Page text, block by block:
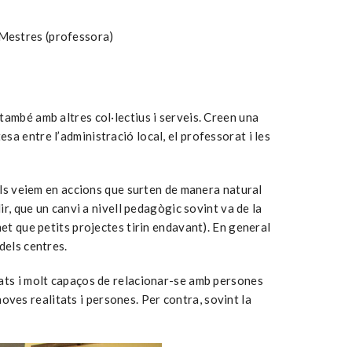
(professora)
amb altres col·lectius i serveis. Creen una
entre l’administració local, el professorat i les
en accions que surten de manera natural
que un canvi a nivell pedagògic sovint va de la
que petits projectes tirin endavant). En general
centres.
i molt capaços de relacionar-se amb persones
realitats i persones. Per contra, sovint la